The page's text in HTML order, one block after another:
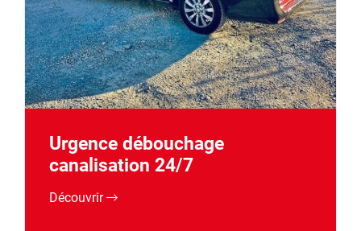
Urgence débouchage
canalisation 24/7
Découvrir